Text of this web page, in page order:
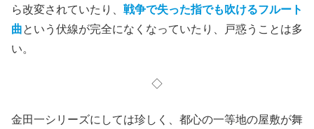
ら改変されていたり、 戦争で失った指でも吹けるフルート
曲という伏線が完全になくなっていたり、戸惑うことは多
い。
◇
金田一シリーズにしては珍しく、都心の一等地の屋敷が舞